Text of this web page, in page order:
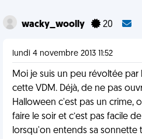
wacky_woolly 20
lundi 4 novembre 2013 11:52
Moi je suis un peu révoltée
cette VDM. Déjà, de ne pas
Halloween c'est pas un crime,
faire le soir et c’est pas facile
lorsqu'on entends sa sonnette